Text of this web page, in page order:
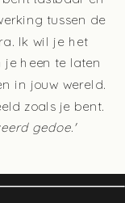
tussen de
Ik wil je het
heen te laten
in jouw wereld.
zoals je bent.
gedoe.'